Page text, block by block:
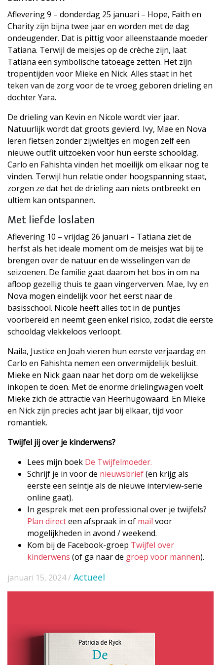
Aflevering 9 – donderdag 25 januari – Hope, Faith en
Charity zijn bijna twee jaar en worden met de dag
ondeugender. Dat is pittig voor alleenstaande moeder
Tatiana. Terwijl de meisjes op de crèche zijn, laat
Tatiana een symbolische tatoeage zetten. Het zijn
tropentijden voor Mieke en Nick. Alles staat in het
teken van de zorg voor de te vroeg geboren drieling en
dochter Yara.
De drieling van Kevin en Nicole wordt vier jaar.
Natuurlijk wordt dat groots gevierd. Ivy, Mae en Nova
leren fietsen zonder zijwieltjes en mogen zelf een
nieuwe outfit uitzoeken voor hun eerste schooldag.
Carlo en Fahishta vinden het moeilijk om elkaar nog te
vinden. Terwijl hun relatie onder hoogspanning staat,
zorgen ze dat het de drieling aan niets ontbreekt en
ultiem kan ontspannen.
Met liefde loslaten
Aflevering 10 – vrijdag 26 januari – Tatiana ziet de
herfst als het ideale moment om de meisjes wat bij te
brengen over de natuur en de wisselingen van de
seizoenen. De familie gaat daarom het bos in om na
afloop gezellig thuis te gaan vingerverven. Mae, Ivy en
Nova mogen eindelijk voor het eerst naar de
basisschool. Nicole heeft alles tot in de puntjes
voorbereid en neemt geen enkel risico, zodat die eerste
schooldag vlekkeloos verloopt.
Naila, Justice en Joah vieren hun eerste verjaardag en
Carlo en Fahishta nemen een onvermijdelijk besluit.
Mieke en Nick gaan naar het dorp om de wekelijkse
inkopen te doen. Met de enorme drielingwagen voelt
Mieke zich de attractie van Heerhugowaard. En Mieke
en Nick zijn precies acht jaar bij elkaar, tijd voor
romantiek.
Twijfel jij over je kinderwens?
Lees mijn boek De Twijfelmoeder.
Schrijf je in voor de nieuwsbrief(en krijg als
eerste een seintje als de nieuwe interview-serie
online gaat).
In gesprek met een professional over je twijfels?
Plan directeen afspraak in of mail voor
mogelijkheden in avond / weekend.
Kom bij de Facebook-groep Twijfel over
kinderwens (of ga naar de groep voor mannen).
januari 15, 2024 / Actueel